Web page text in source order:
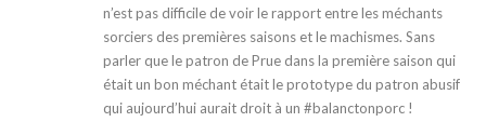
n’est pas difficile de voir le rapport entre les méchants
sorciers des premières saisons et le machismes. Sans
parler que le patron de Prue dans la première saison qui
était un bon méchant était le prototype du patron abusif
qui aujourd’hui aurait droit à un #balanctonporc !